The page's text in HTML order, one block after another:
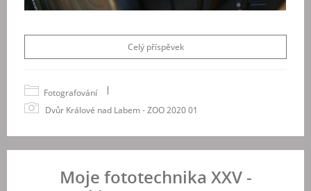
Celý příspěvek
Fotografování
|
Dvůr Králové nad Labem - ZOO 2020 01
Moje fototechnika XXV -